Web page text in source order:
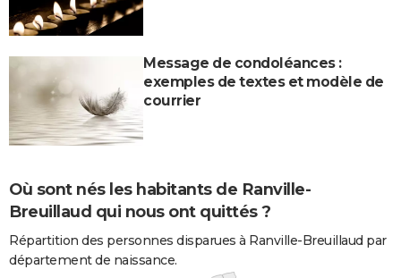
Message de condoléances :
exemples de textes et modèle de
courrier
Où sont nés les habitants de Ranville-
Breuillaud qui nous ont quittés ?
Répartition des personnes disparues à Ranville-Breuillaud par
département de naissance.